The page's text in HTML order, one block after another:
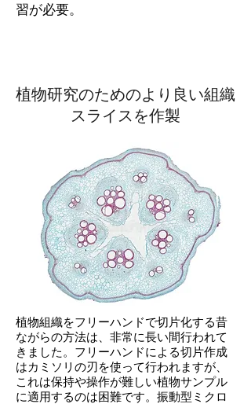
習が必要。
植物研究のためのより良い組織
スライスを作製
植物組織をフリーハンドで切片化する昔
ながらの方法は、非常に長い間行われて
きました。フリーハンドによる切片作成
はカミソリの刃を使って行われますが、
これは保持や操作が難しい植物サンプル
に適用するのは困難です。振動型ミクロ